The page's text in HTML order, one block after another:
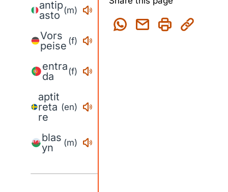
antip
asto (m)
Vors
peise (f)
entra
da
(f)
aptit
reta
re
(en)
blas
yn
(m)